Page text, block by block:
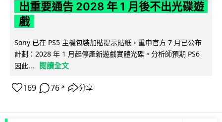
出重要通告 2028 年 1 月後不出光碟遊
戲
Sony 已在 PS5 主機包裝加貼提示貼紙，重申官方 7 月已公布
計劃：2028 年 1 月起停產新遊戲實體光碟。分析師預期 PS6
因此...
閱讀全文
169 76 ↗ 分享